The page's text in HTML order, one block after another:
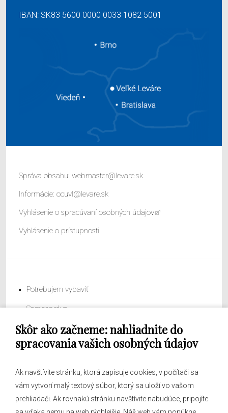
Skôr ako začneme: nahliadnite do
spracovania vašich osobných údajov
Ak navštívite stránku, ktorá zapisuje cookies, v počítači sa
vám vytvorí malý textový súbor, ktorý sa uloží vo vašom
prehliadači. Ak rovnakú stránku navštívite nabudúce, pripojíte
IBAN: SK83 5600 0000 0033 1082 5001
Správa obsahu: webmaster@levare.sk
Informácie: ocuvl@levare.sk
Vyhlásenie o spracúvaní osobných údajov
Vyhlásenie o prístupnosti
Potrebujem vybaviť
Samospráva
Obecný úrad
O obci